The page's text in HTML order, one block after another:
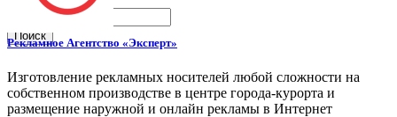
Поиск
Рекламное Агентство «Эксперт»
Изготовление рекламных носителей любой сложности на
собственном производстве в центре города-курорта и
размещение наружной и онлайн рекламы в Интернет